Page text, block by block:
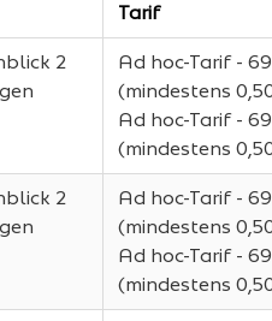
Tarif
2
Ad hoc-Tarif -
(mindestens
Ad hoc-Tarif -
(mindestens
2
Ad hoc-Tarif -
(mindestens
Ad hoc-Tarif -
(mindestens